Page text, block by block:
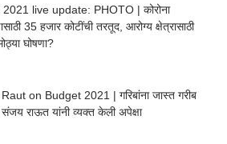
live update: PHOTO | कोरोना
35 हजार कोटींची तरतूद, आरोग्य क्षेत्रासाठी
घोषणा?
on Budget 2021 | गरिबांना जास्त गरीब
राऊत यांनी व्यक्त केली अपेक्षा